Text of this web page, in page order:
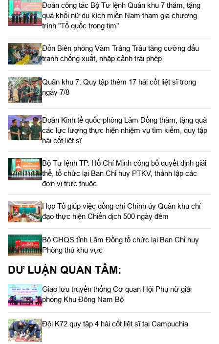
Đoàn công tác Bộ Tư lệnh Quân khu 7 thăm, tặng
quà khối nữ du kích miền Nam tham gia chương
trình "Tổ quốc trong tim"
Đồn Biên phòng Vàm Trảng Trâu tăng cường đấu
tranh chống xuất, nhập cảnh trái phép
Quân khu 7: Quy tập thêm 17 hài cốt liệt sĩ trong
ngày 7/8
Đoàn Kinh tế quốc phòng Lâm Đồng thăm, tặng quà
các lực lượng thực hiện nhiệm vụ tìm kiếm, quy tập
hài cốt liệt sĩ
Bộ Tư lệnh TP. Hồ Chí Minh công bố quyết định giải
thể, tổ chức lại Ban Chỉ huy PTKV, thành lập các
đơn vị trực thuộc
Họp Tổ giúp việc đồng chí Chính ủy Quân khu chỉ
đạo thực hiện Chiến dịch 500 ngày đêm
Bộ CHQS tỉnh Lâm Đồng tổ chức lại Ban Chỉ huy
Phòng thủ khu vực
DƯ LUẬN QUAN TÂM:
Giao lưu truyền thống Cơ quan Hội Phụ nữ giải
phóng Khu Đông Nam Bộ
Đội K72 quy tập 4 hài cốt liệt sĩ tại Campuchia